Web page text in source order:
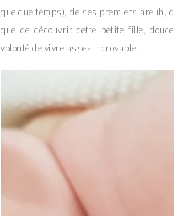
quelque temps), de ses premiers areuh,
que de découvrir cette petite fille,
volonté de vivre assez incroyable.